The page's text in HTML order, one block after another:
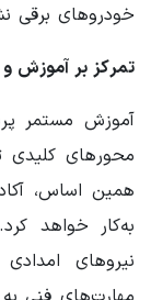
خودروهای برقی
تمرکز بر آموزش و
آموزش مستمر
همین اساس،
به‌کار خواهد
نیروهای